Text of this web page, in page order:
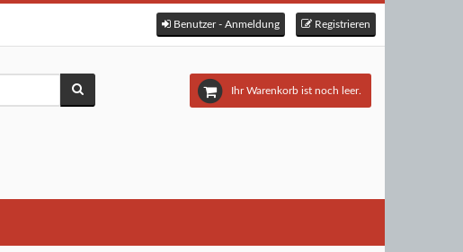
Benutzer - Anmeldung Registrieren
Ihr Warenkorb ist noch leer.